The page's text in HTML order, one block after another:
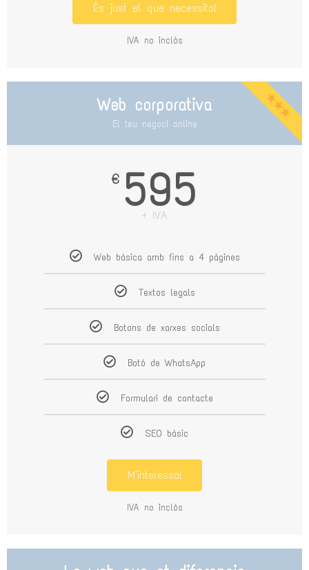
És just el que necessito!
IVA no inclòs
Web corporativa
El teu negoci online
€ 595
+ IVA
Web bàsica amb fins a 4 pàgines
Textos legals
Botons de xarxes socials
Botó de WhatsApp
Formulari de contacte
SEO bàsic
M'interessa!
IVA no inclòs